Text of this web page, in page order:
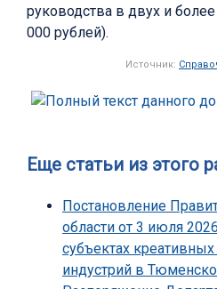
руководства в двух и
000 рублей).
Источник:
Еще статьи из этого
Постановление
области от 3 июля
субъектах
индустрий в